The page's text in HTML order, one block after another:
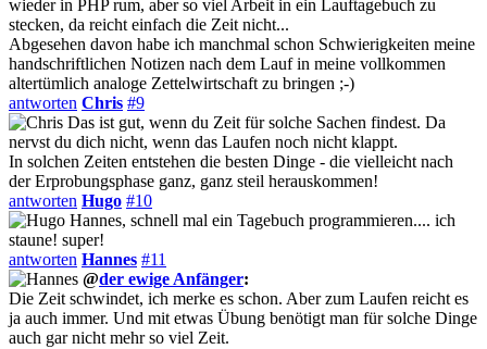
wieder in PHP rum, aber so viel Arbeit in ein Lauftagebuch zu
stecken, da reicht einfach die Zeit nicht...
Abgesehen davon habe ich manchmal schon Schwierigkeiten meine
handschriftlichen Notizen nach dem Lauf in meine vollkommen
altertümlich analoge Zettelwirtschaft zu bringen ;-)
antworten Chris #9
Das ist gut, wenn du Zeit für solche Sachen findest. Da
nervst du dich nicht, wenn das Laufen noch nicht klappt.
In solchen Zeiten entstehen die besten Dinge - die vielleicht nach
der Erprobungsphase ganz, ganz steil herauskommen!
antworten Hugo #10
Hannes, schnell mal ein Tagebuch programmieren.... ich
staune! super!
antworten Hannes #11
@der ewige Anfänger:
Die Zeit schwindet, ich merke es schon. Aber zum Laufen reicht es
ja auch immer. Und mit etwas Übung benötigt man für solche Dinge
auch gar nicht mehr so viel Zeit.